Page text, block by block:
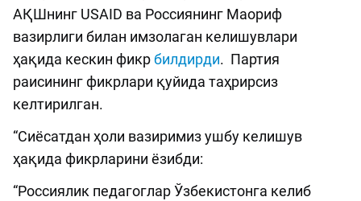
АҚШнинг USAID ва Россиянинг Маориф
вазирлиги билан имзолаган келишувлари
ҳақида кескин фикрбилдирди. Партия
раисининг фикрлари қуйида таҳрирсиз
келтирилган.
“Сиёсатдан ҳоли вазиримиз ушбу келишув
ҳақида фикрларини ёзибди:
“Россиялик педагоглар Ўзбекистонга келиб